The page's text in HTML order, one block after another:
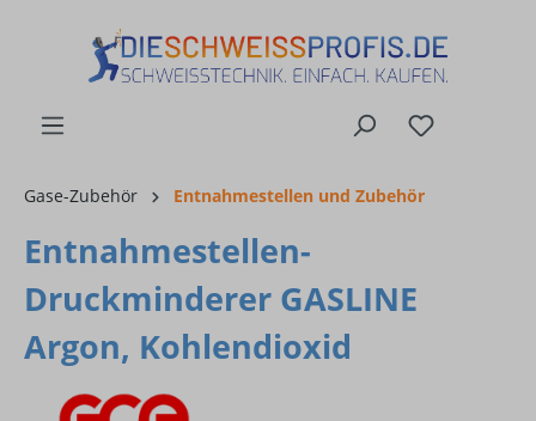
Gase-Zubehör Entnahmestellen und Zubehör
Entnahmestellen-
Druckminderer GASLINE
Argon, Kohlendioxid